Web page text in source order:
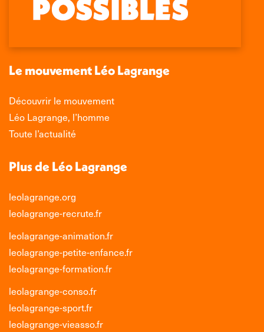
s'ouvre
une
fenêtre
s'ouvre
une
fenêtre
s'ouvre
une
fenêtre
s'ouvre
une
nouvelle
fenêtre
Le mouvement Léo Lagrange
Découvrir le mouvement
Léo Lagrange, l’homme
Toute l’actualité
Plus de Léo Lagrange
leolagrange.org
leolagrange-recrute.fr
leolagrange-animation.fr
leolagrange-petite-enfance.fr
leolagrange-formation.fr
leolagrange-conso.fr
leolagrange-sport.fr
leolagrange-vieasso.fr